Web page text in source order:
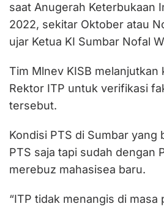
saat Anugerah Keterbukaan
2022, sekitar Oktober atau
ujar Ketua KI Sumbar Nofal
Tim Mlnev KISB melanjutkan
Rektor ITP untuk verifikasi
tersebut.
Kondisi PTS di Sumbar yang
PTS saja tapi sudah dengan
merebuz mahasisea baru.
“ITP tidak menangis di masa